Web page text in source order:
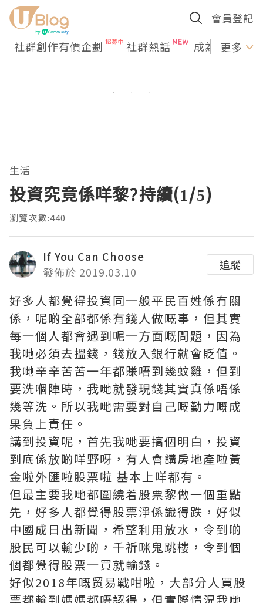
會員登記
社群創作有價企劃 社群熱話 成為U更多
生活
投資究竟係咩黎?持續(1/5)
瀏覽次數:440
If You Can Choose
發佈於 2019.03.10
追蹤
好多人都覺得投資同一般平民百姓係冇關
係，呢啲全部都係有錢人做嘅事，但其實
每一個人都會遇到呢一方面嘅問題，因為
我哋必須去搵錢，錢放入銀行就會貶值。
我哋辛辛苦苦一年都賺唔到幾蚊雞，但到
要洗嗰陣時，我哋就發現錢其實真係唔係
幾等洗。所以我哋需要對自己嘅勤力嘅成
果負上責任。
講到投資呢，首先我哋要搞個明白，投資
到底係放啲咩野呀，有人會講房地產啦黃
金啦外匯啦股票啦 基本上咩都有。
但最主要我哋都圍繞着股票黎做一個重點
先，好多人都覺得股票淨係識得跌，好似
中國成日出新聞，希望利用放水，令到啲
股民可以輸少啲，千祈咪鬼跳樓，令到個
個都覺得股票一買就輸錢。
好似2018年嘅贸易戰咁啦，大部分人買股